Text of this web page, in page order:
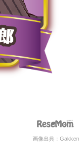
画像出典：Gakken